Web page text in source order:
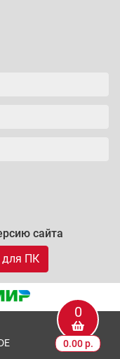
0
0.00 р.
сайта
для ПК